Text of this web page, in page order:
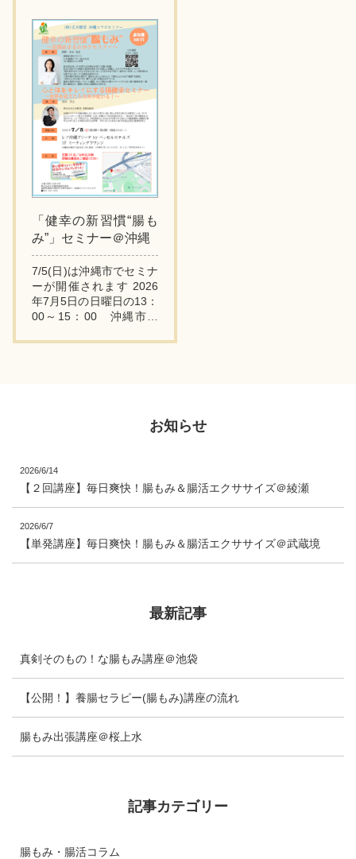
...
「健幸の新習慣“腸も
み”」セミナー＠沖縄
7/5(日)は沖縄市でセミナ
ーが開催されます 2026
年7月5日の日曜日の13：
00～15：00 沖縄市で
します。
お知らせ
2026/6/14
【２回講座】毎日爽快！腸もみ＆腸活エクササイズ＠綾瀬
2026/6/7
【単発講座】毎日爽快！腸もみ＆腸活エクササイズ＠武蔵境
最新記事
真剣そのもの！な腸もみ講座＠池袋
【公開！】養腸セラピー(腸もみ)講座の流れ
腸もみ出張講座＠桜上水
記事カテゴリー
腸もみ・腸活コラム